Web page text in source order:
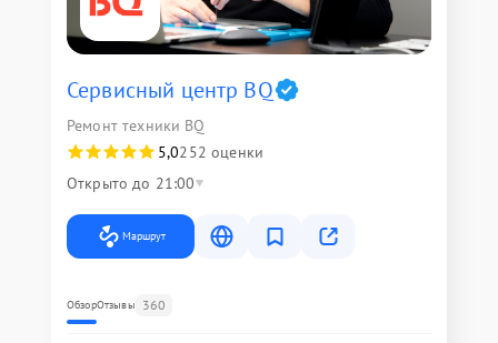
Сервисный центр BQ
Ремонт техники BQ
5,0252 оценки
Открыто до 21:00
Маршрут
ОбзорОтзывы 360